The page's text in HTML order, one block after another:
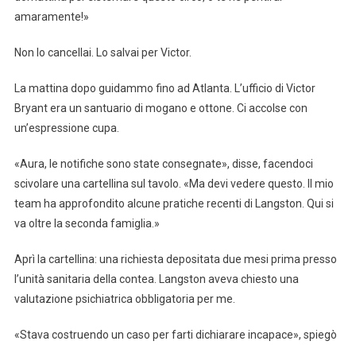
amaramente!»
Non lo cancellai. Lo salvai per Victor.
La mattina dopo guidammo fino ad Atlanta. L’ufficio di Victor
Bryant era un santuario di mogano e ottone. Ci accolse con
un’espressione cupa.
«Aura, le notifiche sono state consegnate», disse, facendoci
scivolare una cartellina sul tavolo. «Ma devi vedere questo. Il mio
team ha approfondito alcune pratiche recenti di Langston. Qui si
va oltre la seconda famiglia.»
Aprì la cartellina: una richiesta depositata due mesi prima presso
l’unità sanitaria della contea. Langston aveva chiesto una
valutazione psichiatrica obbligatoria per me.
«Stava costruendo un caso per farti dichiarare incapace», spiegò